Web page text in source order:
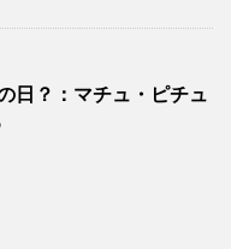
日？：マチュ・ピチュ